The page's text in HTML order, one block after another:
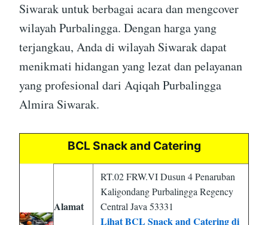
Siwarak untuk berbagai acara dan mengcover
wilayah Purbalingga. Dengan harga yang
terjangkau, Anda di wilayah Siwarak dapat
menikmati hidangan yang lezat dan pelayanan
yang profesional dari Aqiqah Purbalingga
Almira Siwarak.
BCL Snack and Catering
Alamat
RT.02 FRW.VI Dusun 4 Penaruban
Kaligondang Purbalingga Regency
Central Java 53331
Lihat BCL Snack and Catering di